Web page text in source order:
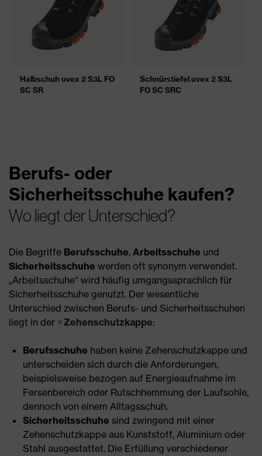
Halbschuh uvex 2 S3L FO
SC SR
Schnürstiefel uvex 2 S3L
FO SC SRC
Berufs- oder
Sicherheitsschuhe kaufen?
Wo liegt der Unterschied?
Die Begriffe Berufsschuhe, Arbeitsschuhe und
Sicherheitsschuhe werden oft synonym verwendet.
„Arbeitsschuhe“ wird häufig umgangssprachlich für
Sicherheitsschuhe genutzt. Der wesentliche
Unterschied zwischen Berufs- und Sicherheitsschuhen
liegt in der
Zehenschutzkappe:
Berufsschuhe haben keine Zehenschutzkappe und
unterscheiden sich durch die Anforderungen,
beispielsweise bezogen auf Energieaufnahme im
Fersenbereich oder Rutschhemmung der Laufsohle,
dennoch von einem Alltagsschuh.
Sicherheitsschuhe sind zwingend mit einer
Zehenschutzkappe aus Kunststoff, Aluminium oder
Stahl ausgestattet. Die Erfüllung verschiedener